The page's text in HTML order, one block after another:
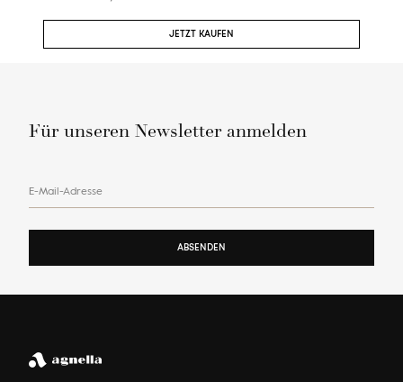
JETZT KAUFEN
Für unseren Newsletter anmelden
E-Mail-Adresse
ABSENDEN